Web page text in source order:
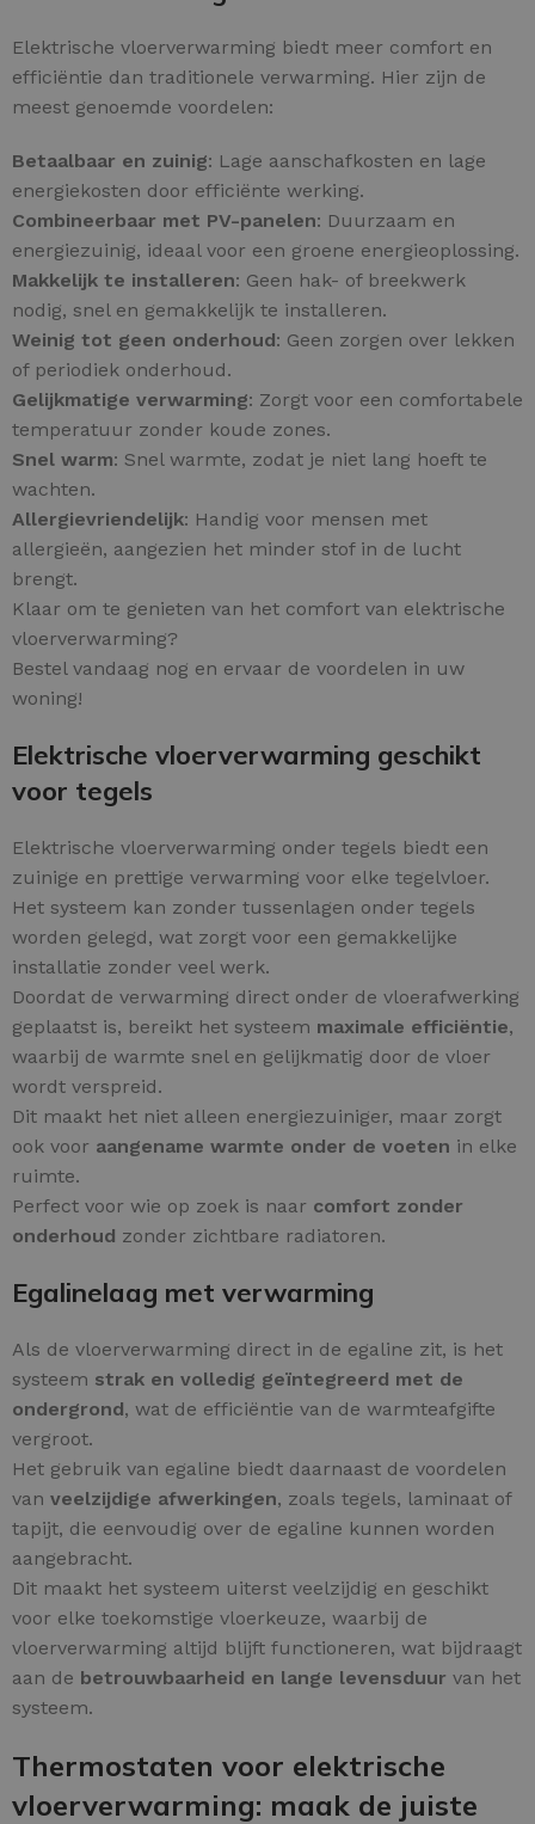
Elektrische vloerverwarming biedt meer comfort en
efficiëntie dan traditionele verwarming. Hier zijn de
meest genoemde voordelen:
Betaalbaar en zuinig: Lage aanschafkosten en lage
energiekosten door efficiënte werking.
Combineerbaar met PV-panelen: Duurzaam en
energiezuinig, ideaal voor een groene energieoplossing.
Makkelijk te installeren: Geen hak- of breekwerk
nodig, snel en gemakkelijk te installeren.
Weinig tot geen onderhoud: Geen zorgen over lekken
of periodiek onderhoud.
Gelijkmatige verwarming: Zorgt voor een comfortabele
temperatuur zonder koude zones.
Snel warm: Snel warmte, zodat je niet lang hoeft te
wachten.
Allergievriendelijk: Handig voor mensen met
allergieën, aangezien het minder stof in de lucht
brengt.
Klaar om te genieten van het comfort van elektrische
vloerverwarming?
Bestel vandaag nog en ervaar de voordelen in uw
woning!
Elektrische vloerverwarming geschikt
voor tegels
Elektrische vloerverwarming onder tegels biedt een
zuinige en prettige verwarming voor elke tegelvloer.
Het systeem kan zonder tussenlagen onder tegels
worden gelegd, wat zorgt voor een gemakkelijke
installatie zonder veel werk.
Doordat de verwarming direct onder de vloerafwerking
geplaatst is, bereikt het systeem maximale efficiëntie,
waarbij de warmte snel en gelijkmatig door de vloer
wordt verspreid.
Dit maakt het niet alleen energiezuiniger, maar zorgt
ook voor aangename warmte onder de voeten in elke
ruimte.
Perfect voor wie op zoek is naar comfort zonder
onderhoud zonder zichtbare radiatoren.
Egalinelaag met verwarming
Als de vloerverwarming direct in de egaline zit, is het
systeem strak en volledig geïntegreerd met de
ondergrond, wat de efficiëntie van de warmteafgifte
vergroot.
Het gebruik van egaline biedt daarnaast de voordelen
van veelzijdige afwerkingen, zoals tegels, laminaat of
tapijt, die eenvoudig over de egaline kunnen worden
aangebracht.
Dit maakt het systeem uiterst veelzijdig en geschikt
voor elke toekomstige vloerkeuze, waarbij de
vloerverwarming altijd blijft functioneren, wat bijdraagt
aan de betrouwbaarheid en lange levensduur van het
systeem.
Thermostaten voor elektrische
vloerverwarming: maak de juiste